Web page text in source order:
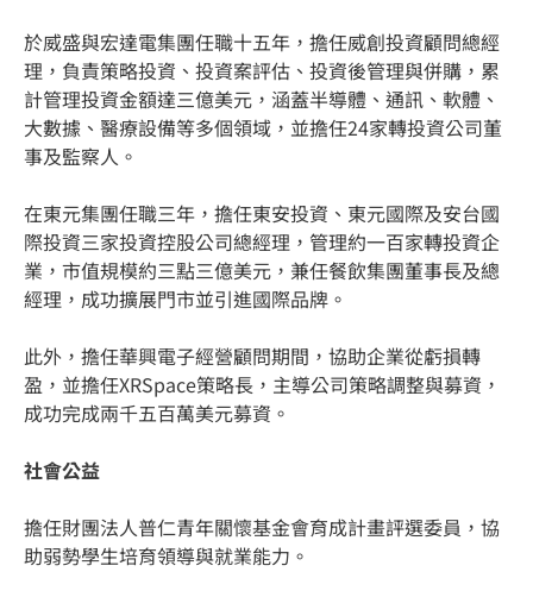
於威盛與宏達電集團任職十五年，擔任威創投資顧問總經
理，負責策略投資、投資案評估、投資後管理與併購，累
計管理投資金額達三億美元，涵蓋半導體、通訊、軟體、
大數據、醫療設備等多個領域，並擔任24家轉投資公司董
事及監察人。
在東元集團任職三年，擔任東安投資、東元國際及安台國
際投資三家投資控股公司總經理，管理約一百家轉投資企
業，市值規模約三點三億美元，兼任餐飲集團董事長及總
經理，成功擴展門市並引進國際品牌。
此外，擔任華興電子經營顧問期間，協助企業從虧損轉
盈，並擔任XRSpace策略長，主導公司策略調整與募資，
成功完成兩千五百萬美元募資。
社會公益
擔任財團法人普仁青年關懷基金會育成計畫評選委員，協
助弱勢學生培育領導與就業能力。